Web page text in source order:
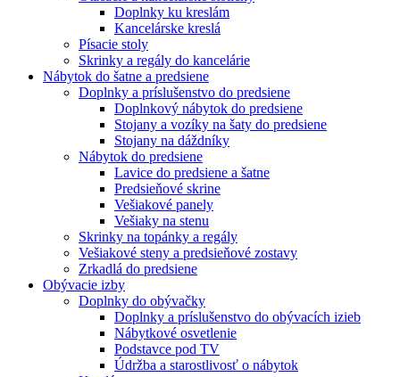
Doplnky ku kreslám
Kancelárske kreslá
Písacie stoly
Skrinky a regály do kancelárie
Nábytok do šatne a predsiene
Doplnky a príslušenstvo do predsiene
Doplnkový nábytok do predsiene
Stojany a vozíky na šaty do predsiene
Stojany na dáždníky
Nábytok do predsiene
Lavice do predsiene a šatne
Predsieňové skrine
Vešiakové panely
Vešiaky na stenu
Skrinky na topánky a regály
Vešiakové steny a predsieňové zostavy
Zrkadlá do predsiene
Obývacie izby
Doplnky do obývačky
Doplnky a príslušenstvo do obývacích izieb
Nábytkové osvetlenie
Podstavce pod TV
Údržba a starostlivosť o nábytok